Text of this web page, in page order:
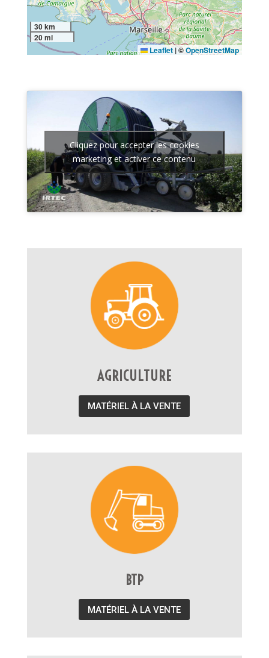
30 km
20 mi
Leaflet |©OpenStreetMap
Cliquez pour accepter les cookies
marketing et activer ce contenu
AGRICULTURE
MATÉRIEL À LA VENTE
BTP
MATÉRIEL À LA VENTE